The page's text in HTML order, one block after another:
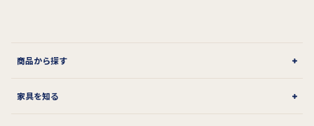
商品から探す
家具を知る